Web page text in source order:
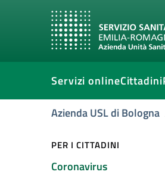
Servizi onlineCittadini
Azienda USL di Bologna
PER I CITTADINI
Coronavirus